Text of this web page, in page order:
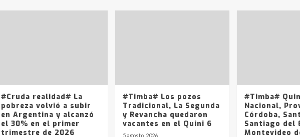
#Cruda realidad# La
pobreza volvió a subir
en Argentina y alcanzó
el 30% en el primer
trimestre de 2026
#Timba# Los pozos
Tradicional, La Segunda
y Revancha quedaron
vacantes en el Quini 6
5 agosto, 2026
#Timba#
Nacional,
Córdoba,
Santiago del
Montevideo